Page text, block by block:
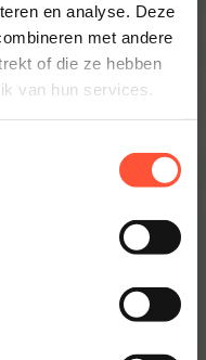
en analyse. Deze
met andere
of die ze hebben
van hun services.